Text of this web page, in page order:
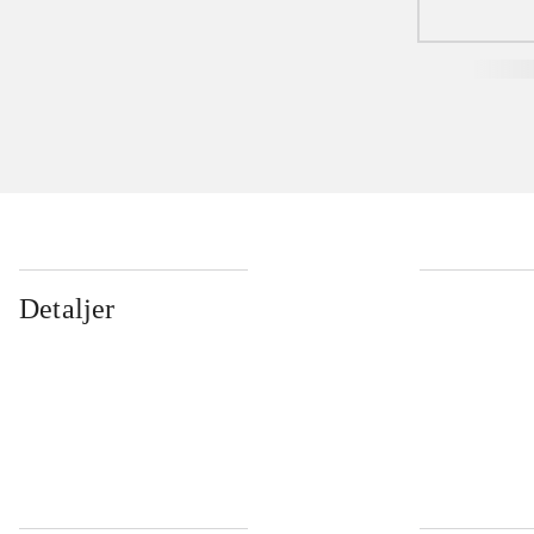
Detaljer